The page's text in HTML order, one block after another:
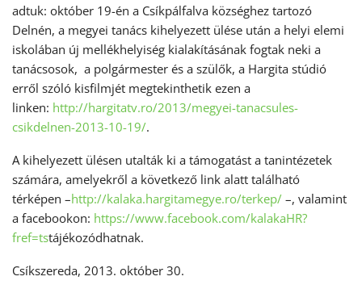
adtuk: október 19-én a Csíkpálfalva községhez tartozó
Delnén, a megyei tanács kihelyezett ülése után a helyi elemi
iskolában új mellékhelyiség kialakításának fogtak neki a
tanácsosok, a polgármester és a szülők, a Hargita stúdió
erről szóló kisfilmjét megtekinthetik ezen a
linken: http://hargitatv.ro/2013/megyei-tanacsules-
csikdelnen-2013-10-19/.
A kihelyezett ülésen utalták ki a támogatást a tanintézetek
számára, amelyekről a következő link alatt található
térképen –http://kalaka.hargitamegye.ro/terkep/ –, valamint
a facebookon: https://www.facebook.com/kalakaHR?
fref=tstájékozódhatnak.
Csíkszereda, 2013. október 30.